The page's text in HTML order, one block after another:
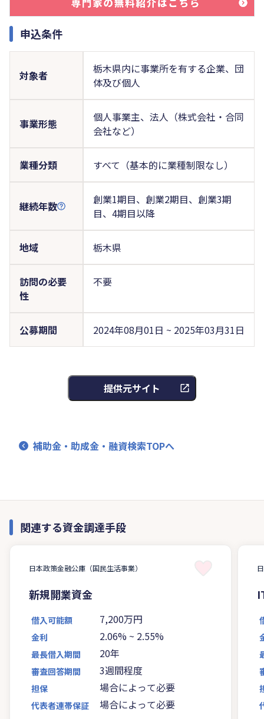
申込条件
対象者
栃木県内に事業所を有する企業、団
体及び個人
事業形態
個人事業主、法人（株式会社・合同
会社など）
業種分類 すべて（基本的に業種制限なし）
継続年数
創業1期目、創業2期目、創業3期
目、4期目以降
地域 栃木県
訪問の必要
性
不要
公募期間 2024年08月01日 ~ 2025年03月31日
提供元サイト
補助金・助成金・融資検索TOPへ
関連する資金調達手段
日本政策金融公庫（国民生活事業）
新規開業資金
借入可能額 7,200万円
金利 2.06% ~ 2.55%
最長借入期間 20年
審査回答期間 3週間程度
担保 場合によって必要
代表者連帯保証 場合によって必要